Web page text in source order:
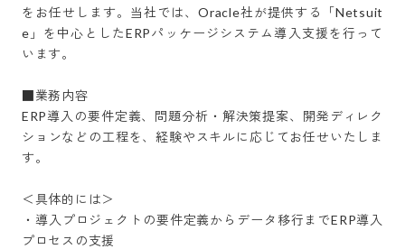
をお任せします。当社では、Oracle社が提供する「Netsuit
e」を中心としたERPパッケージシステム導入支援を行って
います。
■業務内容
ERP導入の要件定義、問題分析・解決策提案、開発ディレク
ションなどの工程を、経験やスキルに応じてお任せいたしま
す。
＜具体的には＞
・導入プロジェクトの要件定義からデータ移行までERP導入
プロセスの支援